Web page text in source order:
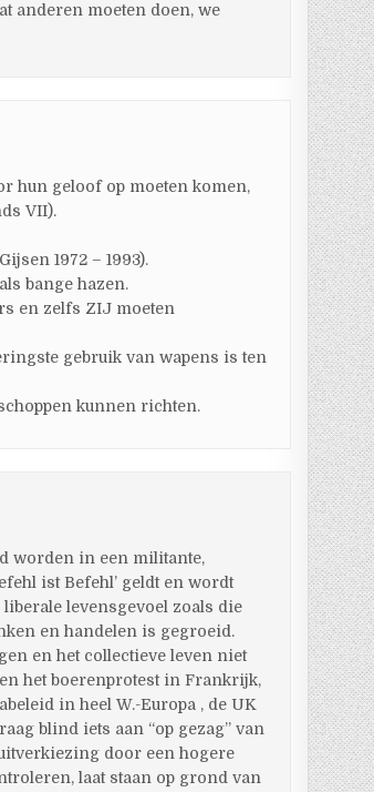
anderen moeten doen, we
hun geloof op moeten komen,
VII).
1972 – 1993).
bange hazen.
en zelfs ZIJ moeten
gebruik van wapens is ten
kunnen richten.
worden in een militante,
ist Befehl’ geldt en wordt
liberale levensgevoel zoals die
en handelen is gegroeid.
en het collectieve leven niet
het boerenprotest in Frankrijk,
in heel W.-Europa , de UK
blind iets aan “op gezag” van
door een hogere
laat staan op grond van